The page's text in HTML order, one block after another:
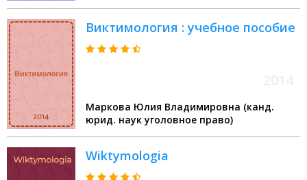
Виктимология : учебное пособие
Маркова Юлия Владимировна (канд.
юрид. наук уголовное право)
Wiktymologia